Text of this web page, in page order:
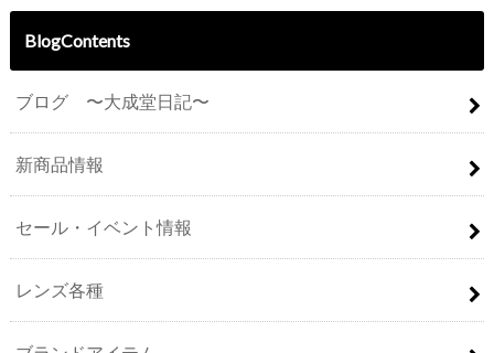
BlogContents
ブログ 〜大成堂日記〜
新商品情報
セール・イベント情報
レンズ各種